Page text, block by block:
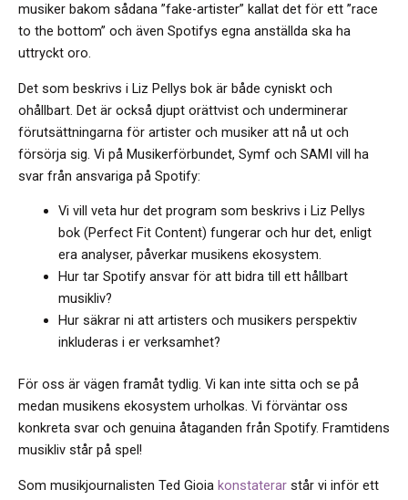
musiker bakom sådana ”fake-artister” kallat det för ett ”race
to the bottom” och även Spotifys egna anställda ska ha
uttryckt oro.
Det som beskrivs i Liz Pellys bok är både cyniskt och
ohållbart. Det är också djupt orättvist och underminerar
förutsättningarna för artister och musiker att nå ut och
försörja sig. Vi på Musikerförbundet, Symf och SAMI vill ha
svar från ansvariga på Spotify:
Vi vill veta hur det program som beskrivs i Liz Pellys
bok (Perfect Fit Content) fungerar och hur det, enligt
era analyser, påverkar musikens ekosystem.
Hur tar Spotify ansvar för att bidra till ett hållbart
musikliv?
Hur säkrar ni att artisters och musikers perspektiv
inkluderas i er verksamhet?
För oss är vägen framåt tydlig. Vi kan inte sitta och se på
medan musikens ekosystem urholkas. Vi förväntar oss
konkreta svar och genuina åtaganden från Spotify. Framtidens
musikliv står på spel!
Som musikjournalisten Ted Gioia konstaterar står vi inför ett